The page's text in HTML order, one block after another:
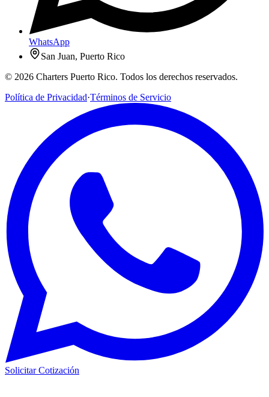
WhatsApp
San Juan, Puerto Rico
© 2026 Charters Puerto Rico. Todos los derechos reservados.
Política de Privacidad·Términos de Servicio
Solicitar Cotización